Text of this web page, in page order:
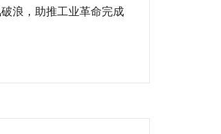
浪，助推工业革命完成